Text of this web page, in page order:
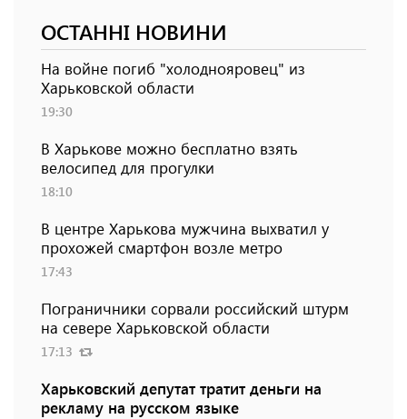
ОСТАННІ НОВИНИ
На войне погиб "холоднояровец" из
Харьковской области
19:30
В Харькове можно бесплатно взять
велосипед для прогулки
18:10
В центре Харькова мужчина выхватил у
прохожей смартфон возле метро
17:43
Пограничники сорвали российский штурм
на севере Харьковской области
17:13
Харьковский депутат тратит деньги на
рекламу на русском языке